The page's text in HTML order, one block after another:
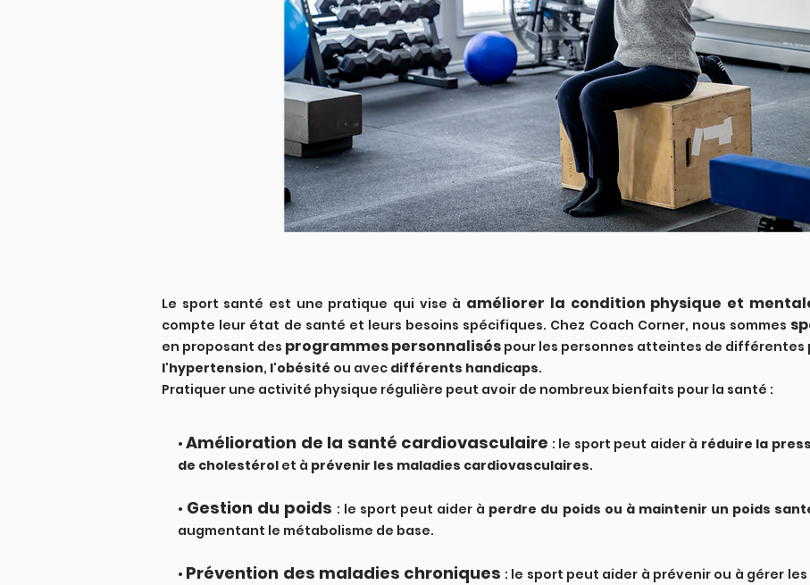
Le sport santé est une pratique qui vise à améliorer la condition physique et
compte leur état de santé et leurs besoins spécifiques. Chez Coach Corner, nous sommes
en proposant des programmes personnalisés pour les personnes atteintes de différentes
l'hypertension, l'obésité ou avec différents handicaps.
Pratiquer une activité physique régulière peut avoir de nombreux bienfaits pour la santé :
•Amélioration de la santé cardiovasculaire : le sport peut aider à réduire la
de cholestérol et à prévenir les maladies cardiovasculaires.
• Gestion du poids : le sport peut aider à perdre du poids ou à maintenir un poids
augmentant le métabolisme de base.
• Prévention des maladies chroniques : le sport peut aider à prévenir ou à gérer